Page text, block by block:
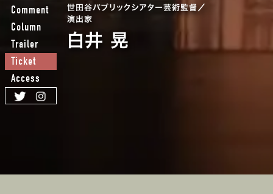
Comment
Column
Trailer
Ticket
Access
世田谷パブリックシアター芸術監督／
演出家
白井 晃